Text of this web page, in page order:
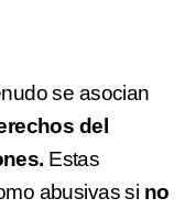
se asocian
del
Estas
abusivas si no